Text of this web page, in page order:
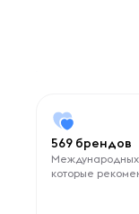
569 брендов
Международных
которые